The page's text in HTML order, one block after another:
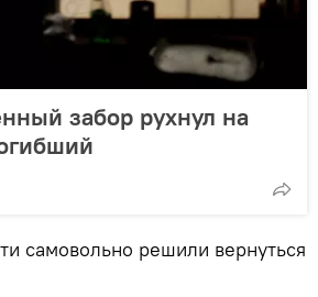
забор рухнул на
самовольно решили вернуться